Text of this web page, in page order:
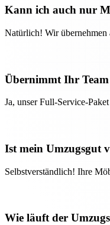
Kann ich auch nur
Natürlich! Wir übernehmen
Übernimmt Ihr
Ja, unser Full-Service-
Ist mein Umzugsgut
Selbstverständlich! Ihre
Wie läuft der